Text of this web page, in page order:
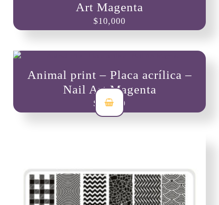
Art Magenta
$10,000
Animal print – Placa acrílica –
Nail Art Magenta
$ 10,000